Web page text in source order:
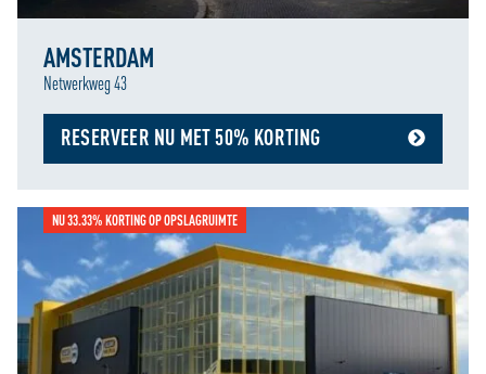
AMSTERDAM
Netwerkweg 43
RESERVEER NU MET 50% KORTING
NU 33.33% KORTING OP OPSLAGRUIMTE